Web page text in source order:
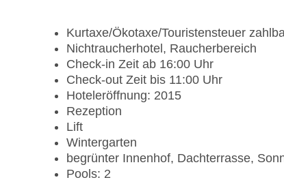
Kurtaxe/Ökotaxe/Touristensteuer
Nichtraucherhotel, Raucherbereich
Check-in Zeit ab 16:00 Uhr
Check-out Zeit bis 11:00 Uhr
Hoteleröffnung: 2015
Rezeption
Lift
Wintergarten
begrünter Innenhof, Dachterrasse,
Pools: 2